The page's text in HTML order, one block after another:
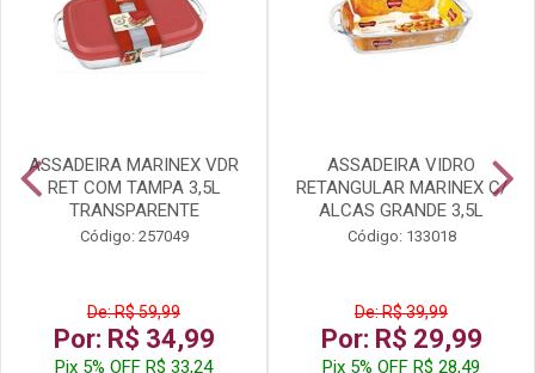
ASSADEIRA MARINEX VDR
RET COM TAMPA 3,5L
TRANSPARENTE
Código: 257049
De: R$ 59,99
Por: R$ 34,99
Pix 5% OFF R$ 33,24
ASSADEIRA VIDRO
RETANGULAR MARINEX C/
ALCAS GRANDE 3,5L
Código: 133018
De: R$ 39,99
Por: R$ 29,99
Pix 5% OFF R$ 28,49